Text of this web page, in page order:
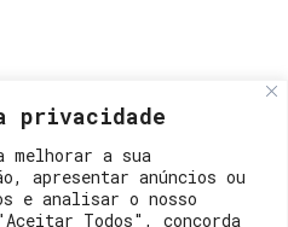
privacidade
melhorar a sua
apresentar anúncios ou
e analisar o nosso
Todos", concorda
nos um e-mail para
envie um e-mail para